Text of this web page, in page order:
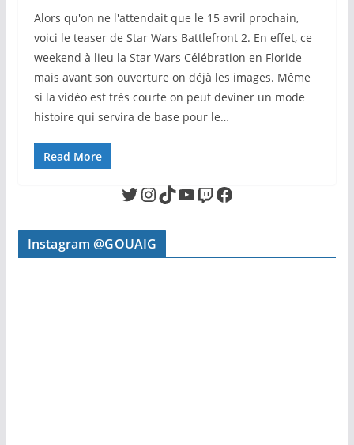
Alors qu'on ne l'attendait que le 15 avril prochain,
voici le teaser de Star Wars Battlefront 2. En effet, ce
weekend à lieu la Star Wars Célébration en Floride
mais avant son ouverture on déjà les images. Même
si la vidéo est très courte on peut deviner un mode
histoire qui servira de base pour le…
Read More
Twitter InstagramTikTok YouTube Twitch Facebook
Instagram @GOUAIG